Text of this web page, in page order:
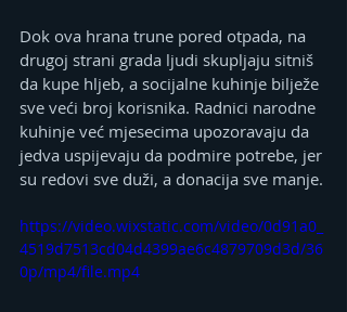
Dok ova hrana trune pored otpada, na
drugoj strani grada ljudi skupljaju sitniš
da kupe hljeb, a socijalne kuhinje bilježe
sve veći broj korisnika. Radnici narodne
kuhinje već mjesecima upozoravaju da
jedva uspijevaju da podmire potrebe, jer
su redovi sve duži, a donacija sve manje.
https://video.wixstatic.com/video/0d91a0_
4519d7513cd04d4399ae6c4879709d3d/36
0p/mp4/file.mp4